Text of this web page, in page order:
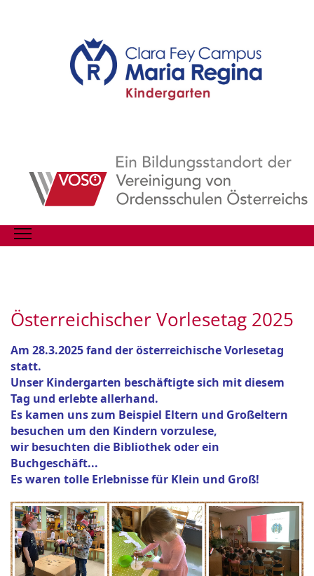
Österreichischer Vorlesetag 2025
Am 28.3.2025 fand der österreichische Vorlesetag
statt.
Unser Kindergarten beschäftigte sich mit diesem
Tag und erlebte allerhand.
Es kamen uns zum Beispiel Eltern und Großeltern
besuchen um den Kindern vorzulese,
wir besuchten die Bibliothek oder ein
Buchgeschäft...
Es waren tolle Erlebnisse für Klein und Groß!